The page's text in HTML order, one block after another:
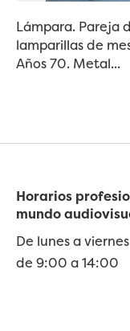
Lámpara. Pareja
lamparillas de
Años 70. Metal...
Horarios
mundo
De lunes a viernes
de 9:00 a 14:00